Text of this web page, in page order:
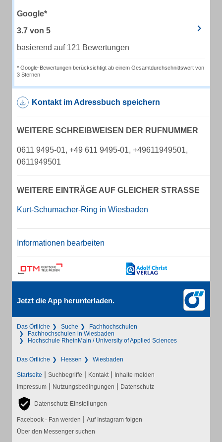
Google*
3.7 von 5
basierend auf 121 Bewertungen
* Google-Bewertungen berücksichtigt ab einem Gesamtdurchschnittswert von
3 Sternen
Kontakt im Adressbuch speichern
WEITERE SCHREIBWEISEN DER RUFNUMMER
0611 9495-01, +49 611 9495-01, +49611949501,
0611949501
WEITERE EINTRÄGE AUF GLEICHER STRASSE
Kurt-Schumacher-Ring in Wiesbaden
Informationen bearbeiten
Jetzt die App herunterladen.
Das Örtliche Suche
Fachhochschulen
Fachhochschulen in Wiesbaden
Hochschule RheinMain / University of Applied Sciences
Das Örtliche Hessen Wiesbaden
Startseite | Suchbegriffe | Kontakt | Inhalte melden
Impressum | Nutzungsbedingungen | Datenschutz
Datenschutz-Einstellungen
Facebook - Fan werden | Auf Instagram folgen
Über den Messenger suchen